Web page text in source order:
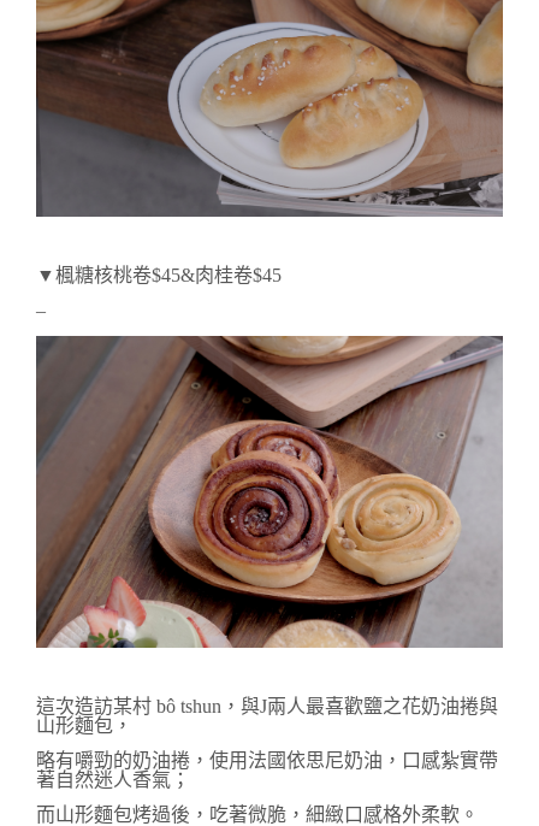
▼楓糖核桃卷$45&肉桂卷$45
–
這次造訪某村 bô tshun，與J兩人最喜歡鹽之花奶油捲與
山形麵包，
略有嚼勁的奶油捲，使用法國依思尼奶油，口感紮實帶
著自然迷人香氣；
而山形麵包烤過後，吃著微脆，細緻 口感格外柔軟。